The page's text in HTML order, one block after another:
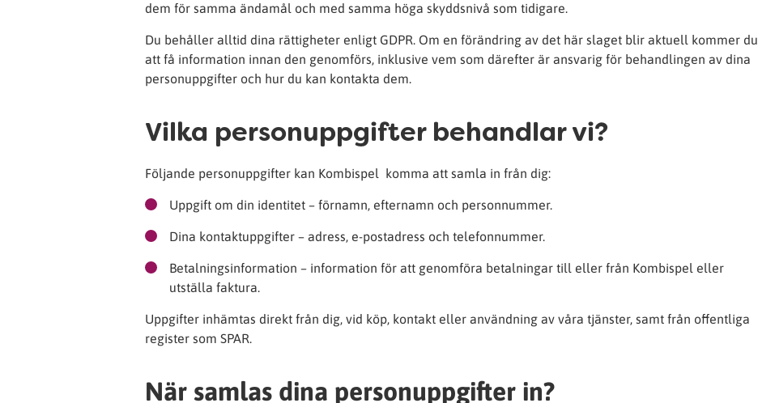
dem för samma ändamål och med samma höga skyddsnivå som tidigare.
Du behåller alltid dina rättigheter enligt GDPR. Om en förändring av det här slaget blir aktuell kommer du
att få information innan den genomförs, inklusive vem som därefter är ansvarig för behandlingen av dina
personuppgifter och hur du kan kontakta dem.
Vilka personuppgifter behandlar vi?
Följande personuppgifter kan Kombispel komma att samla in från dig:
Uppgift om din identitet – förnamn, efternamn och personnummer.
Dina kontaktuppgifter – adress, e-postadress och telefonnummer.
Betalningsinformation – information för att genomföra betalningar till eller från Kombispel eller
utställa faktura.
Uppgifter inhämtas direkt från dig, vid köp, kontakt eller användning av våra tjänster, samt från offentliga
register som SPAR.
När samlas dina personuppgifter in?